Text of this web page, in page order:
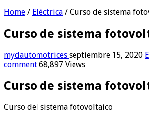
Home / Eléctrica / Curso de sistema
Curso de sistema
mydautomotrices septiembre 15, 2020
comment 68,897 Views
Curso de sistema
Curso del sistema fotovoltaico